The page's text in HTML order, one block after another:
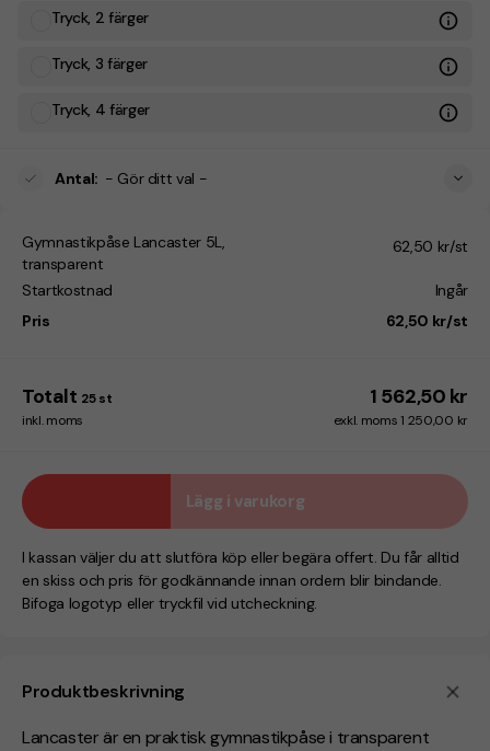
Produktbeskrivning
Lancaster är en praktisk gymnastikpåse i transparent
Tryck, 2 färger
Tryck, 3 färger
Tryck, 4 färger
Antal: - Gör ditt val -
Gymnastikpåse Lancaster 5L,
transparent
62,50 kr/st
Startkostnad
Ingår
Pris
62,50 kr/st
Totalt 25 st 1 562,50 kr
inkl. moms exkl. moms 1 250,00 kr
Lägg i varukorg
I kassan väljer du att slutföra köp eller begära offert. Du får alltid
en skiss och pris för godkännande innan ordern blir bindande.
Bifoga logotyp eller tryckfil vid utcheckning.